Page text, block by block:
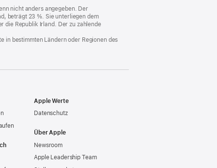
nicht anders angegeben. Der
beträgt 23 %. Sie unterliegen dem
die Republik Irland. Der zu zahlende
in bestimmten Ländern oder Regionen des
Apple Werte
Datenschutz
Über Apple
Newsroom
Apple Leadership Team